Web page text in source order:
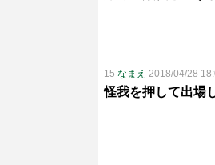
15 なまえ 2018/04/28
怪我を押して出場